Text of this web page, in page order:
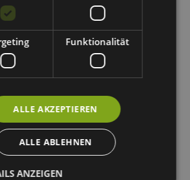
für Ihr Projekt
Migration in
Shopify-Shops eignet sich hervorragend für
. Wir betreuen Ihre
unabhängig davon, ob es sich um einen
oder einenstrategischen
Funktionalität
ALLE AKZEPTIEREN
ALLE ABLEHNEN
ANZEIGEN